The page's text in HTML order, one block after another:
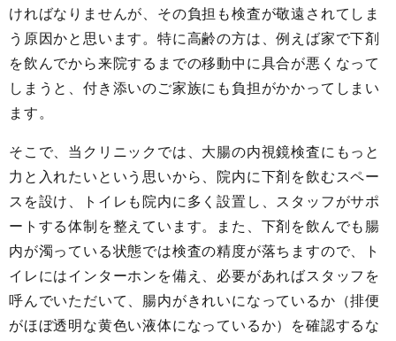
ければなりませんが、その負担も検査が敬遠されてしま
う原因かと思います。特に高齢の方は、例えば家で下剤
を飲んでから来院するまでの移動中に具合が悪くなって
しまうと、付き添いのご家族にも負担がかかってしまい
ます。
そこで、当クリニックでは、大腸の内視鏡検査にもっと
力と入れたいという思いから、院内に下剤を飲むスペー
スを設け、トイレも院内に多く設置し、スタッフがサポ
ートする体制を整えています。また、下剤を飲んでも腸
内が濁っている状態では検査の精度が落ちますので、ト
イレにはインターホンを備え、必要があればスタッフを
呼んでいただいて、腸内がきれいになっているか（排便
がほぼ透明な黄色い液体になっているか）を確認するな